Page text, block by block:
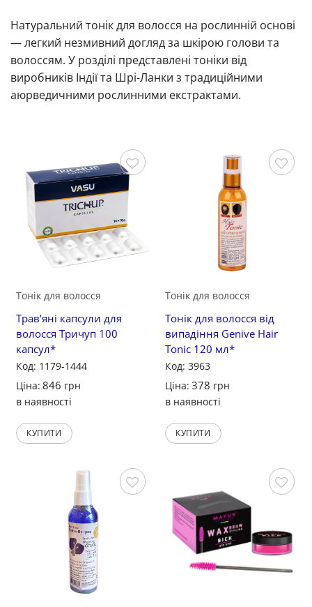
Натуральний тонік для волосся на рослинній основі
— легкий незмивний догляд за шкірою голови та
волоссям. У розділі представлені тоніки від
виробників Індії та Шрі-Ланки з традиційними
аюрведичними рослинними екстрактами.
Зберегти
Тонік для волосся
Трав’яні капсули для
волосся Тричуп 100
капсул*
Код: 1179-1444
Ціна: 846 грн
в наявності
КУПИТИ
Зберегти
Тонік для волосся
Тонік для волосся від
випадіння Genive Hair
Tonic 120 мл*
Код: 3963
Ціна: 378 грн
в наявності
КУПИТИ
Зберегти Зберегти